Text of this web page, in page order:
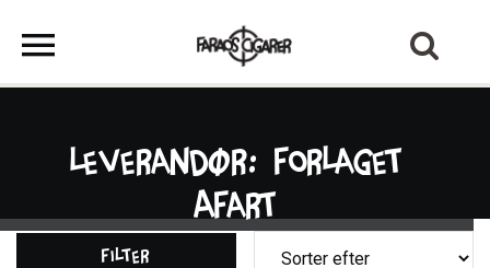
Leverandør: Forlaget
Afart
Filter